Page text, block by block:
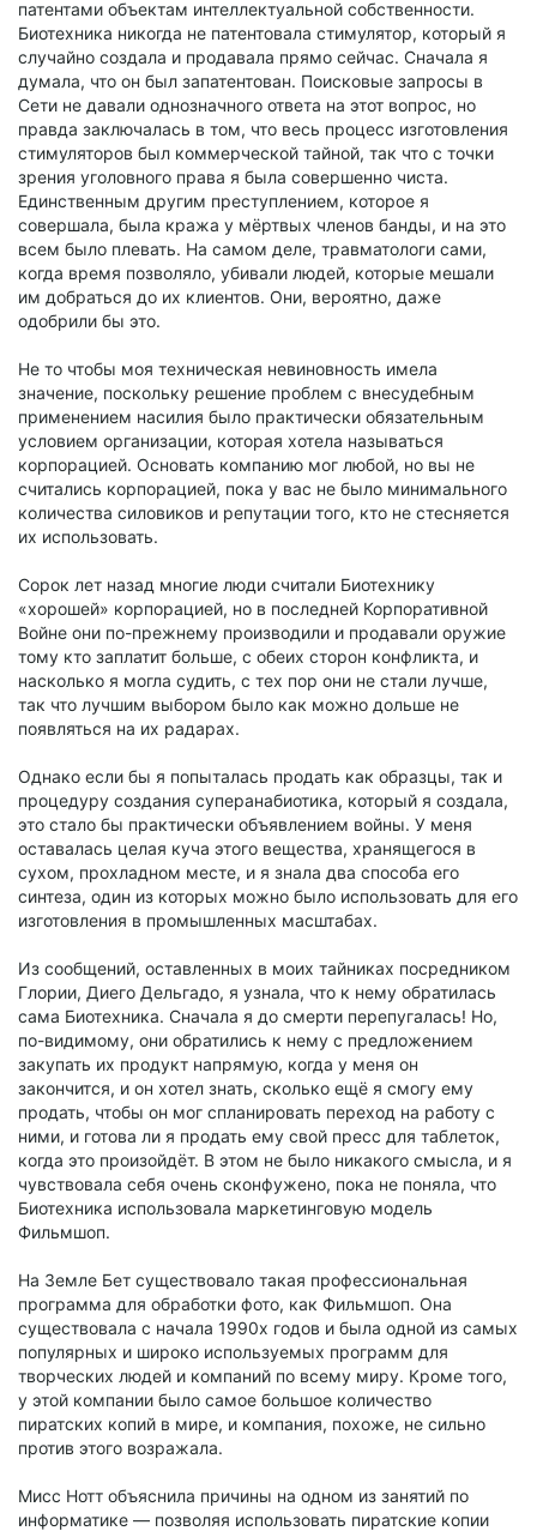
патентами объектам интеллектуальной собственности.
Биотехника никогда не патентовала стимулятор, который я
случайно создала и продавала прямо сейчас. Сначала я
думала, что он был запатентован. Поисковые запросы в
Сети не давали однозначного ответа на этот вопрос, но
правда заключалась в том, что весь процесс изготовления
стимуляторов был коммерческой тайной, так что с точки
зрения уголовного права я была совершенно чиста.
Единственным другим преступлением, которое я
совершала, была кража у мёртвых членов банды, и на это
всем было плевать. На самом деле, травматологи сами,
когда время позволяло, убивали людей, которые мешали
им добраться до их клиентов. Они, вероятно, даже
одобрили бы это.
Не то чтобы моя техническая невиновность имела
значение, поскольку решение проблем с внесудебным
применением насилия было практически обязательным
условием организации, которая хотела называться
корпорацией. Основать компанию мог любой, но вы не
считались корпорацией, пока у вас не было минимального
количества силовиков и репутации того, кто не стесняется
их использовать.
Сорок лет назад многие люди считали Биотехнику
«хорошей» корпорацией, но в последней Корпоративной
Войне они по-прежнему производили и продавали оружие
тому кто заплатит больше, с обеих сторон конфликта, и
насколько я могла судить, с тех пор они не стали лучше,
так что лучшим выбором было как можно дольше не
появляться на их радарах.
Однако если бы я попыталась продать как образцы, так и
процедуру создания суперанабиотика, который я создала,
это стало бы практически объявлением войны. У меня
оставалась целая куча этого вещества, хранящегося в
сухом, прохладном месте, и я знала два способа его
синтеза, один из которых можно было использовать для его
изготовления в промышленных масштабах.
Из сообщений, оставленных в моих тайниках посредником
Глории, Диего Дельгадо, я узнала, что к нему обратилась
сама Биотехника. Сначала я до смерти перепугалась! Но,
по-видимому, они обратились к нему с предложением
закупать их продукт напрямую, когда у меня он
закончится, и он хотел знать, сколько ещё я смогу ему
продать, чтобы он мог спланировать переход на работу с
ними, и готова ли я продать ему свой пресс для таблеток,
когда это произойдёт. В этом не было никакого смысла, и я
чувствовала себя очень сконфужено, пока не поняла, что
Биотехника использовала маркетинговую модель
Фильмшоп.
На Земле Бет существовало такая профессиональная
программа для обработки фото, как Фильмшоп. Она
существовала с начала 1990х годов и была одной из самых
популярных и широко используемых программ для
творческих людей и компаний по всему миру. Кроме того,
у этой компании было самое большое количество
пиратских копий в мире, и компания, похоже, не сильно
против этого возражала.
Мисс Нотт объяснила причины на одном из занятий по
информатике — позволяя использовать пиратские копии